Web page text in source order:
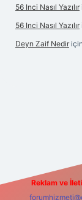
56 Inci Nasıl Yazılır
56 Inci Nasıl Yazılır
Deyn Zaif Nedir için
Reklam ve